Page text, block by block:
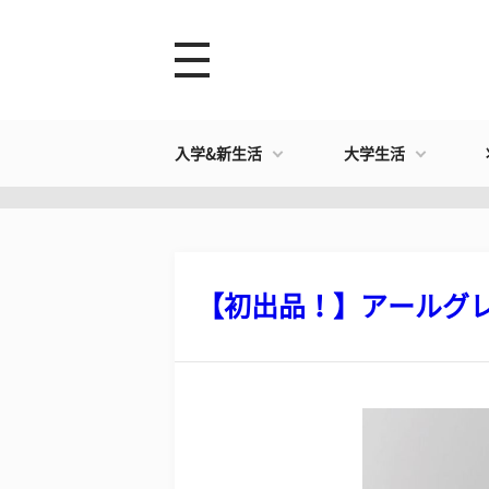
入学&新生活 大学生活
【初出品！】アールグ